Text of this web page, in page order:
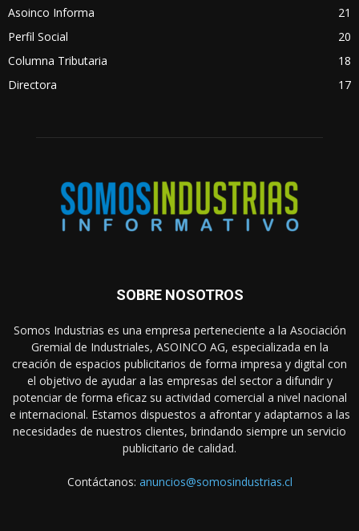
Asoinco Informa
21
Perfil Social
20
Columna Tributaria
18
Directora
17
SOBRE NOSOTROS
Somos Industrias es una empresa perteneciente a la Asociación
Gremial de Industriales, ASOINCO AG, especializada en la
creación de espacios publicitarios de forma impresa y digital con
el objetivo de ayudar a las empresas del sector a difundir y
potenciar de forma eficaz su actividad comercial a nivel nacional
e internacional. Estamos dispuestos a afrontar y adaptarnos a las
necesidades de nuestros clientes, brindando siempre un servicio
publicitario de calidad.
Contáctanos: anuncios@somosindustrias.cl